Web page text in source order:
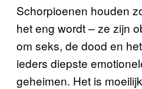
Schorpioenen houden
het eng wordt – ze zijn
om seks, de dood en
ieders diepste
geheimen. Het is